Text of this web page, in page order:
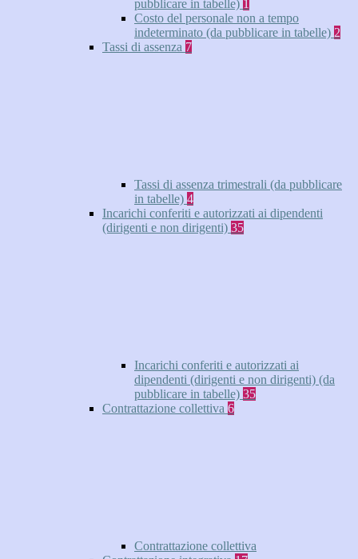
pubblicare in tabelle) 1
Costo del personale non a tempo
indeterminato (da pubblicare in tabelle) 2
Tassi di assenza 7
Tassi di assenza trimestrali (da pubblicare
in tabelle) 4
Incarichi conferiti e autorizzati ai dipendenti
(dirigenti e non dirigenti) 35
Incarichi conferiti e autorizzati ai
dipendenti (dirigenti e non dirigenti) (da
pubblicare in tabelle) 35
Contrattazione collettiva 6
Contrattazione collettiva